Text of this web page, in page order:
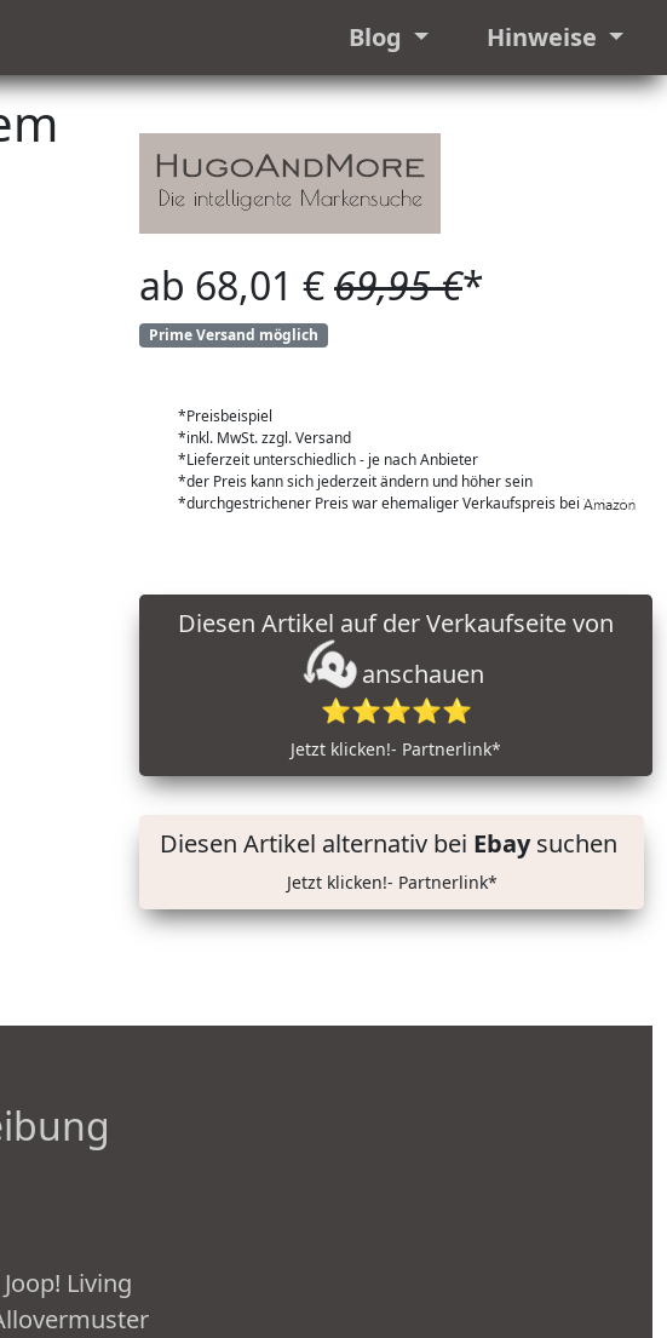
Blog Hinweise
ab 68,01 €69,95 €*
Prime Versand möglich
*Preisbeispiel
*inkl. MwSt. zzgl. Versand
*Lieferzeit unterschiedlich - je nach Anbieter
*der Preis kann sich jederzeit ändern und höher sein
*durchgestrichener Preis war ehemaliger Verkaufspreis bei
anschauen
⭐⭐⭐⭐⭐
Jetzt klicken!- Partnerlink*
Diesen Artikel alternativ bei Ebaysuchen
Jetzt klicken!- Partnerlink*
Living